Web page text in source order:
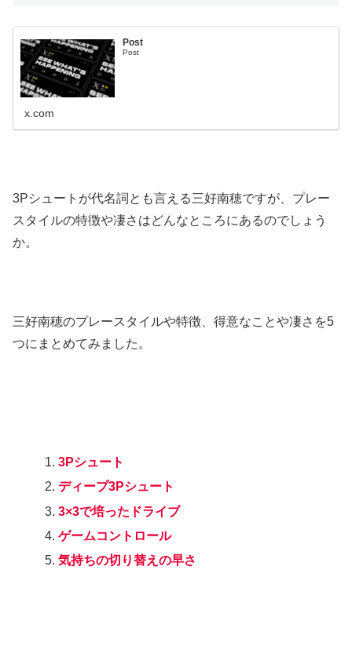
Post
Post
x.com
3Pシュートが代名詞とも言える三好南穂ですが、プレー
スタイルの特徴や凄さはどんなところにあるのでしょう
か。
三好南穂のプレースタイルや特徴、得意なことや凄さを5
つにまとめてみました。
3Pシュート
ディープ3Pシュート
3×3で培ったドライブ
ゲームコントロール
気持ちの切り替えの早さ